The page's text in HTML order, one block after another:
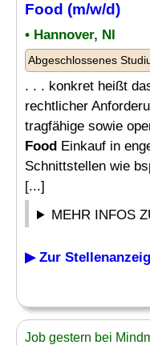
Food (m/w/d)
• Hannover, NI
Abgeschlossenes
. . . konkret heißt
rechtlicher
tragfähige sowie
Food Einkauf in
Schnittstellen wie
[...]
MEHR INFOS
▶ Zur
Job gestern bei